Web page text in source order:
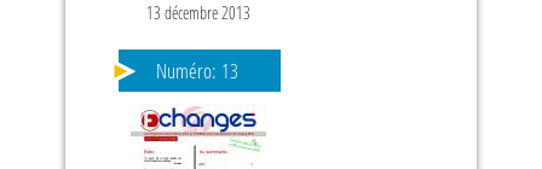
13 décembre 2013
Numéro: 13